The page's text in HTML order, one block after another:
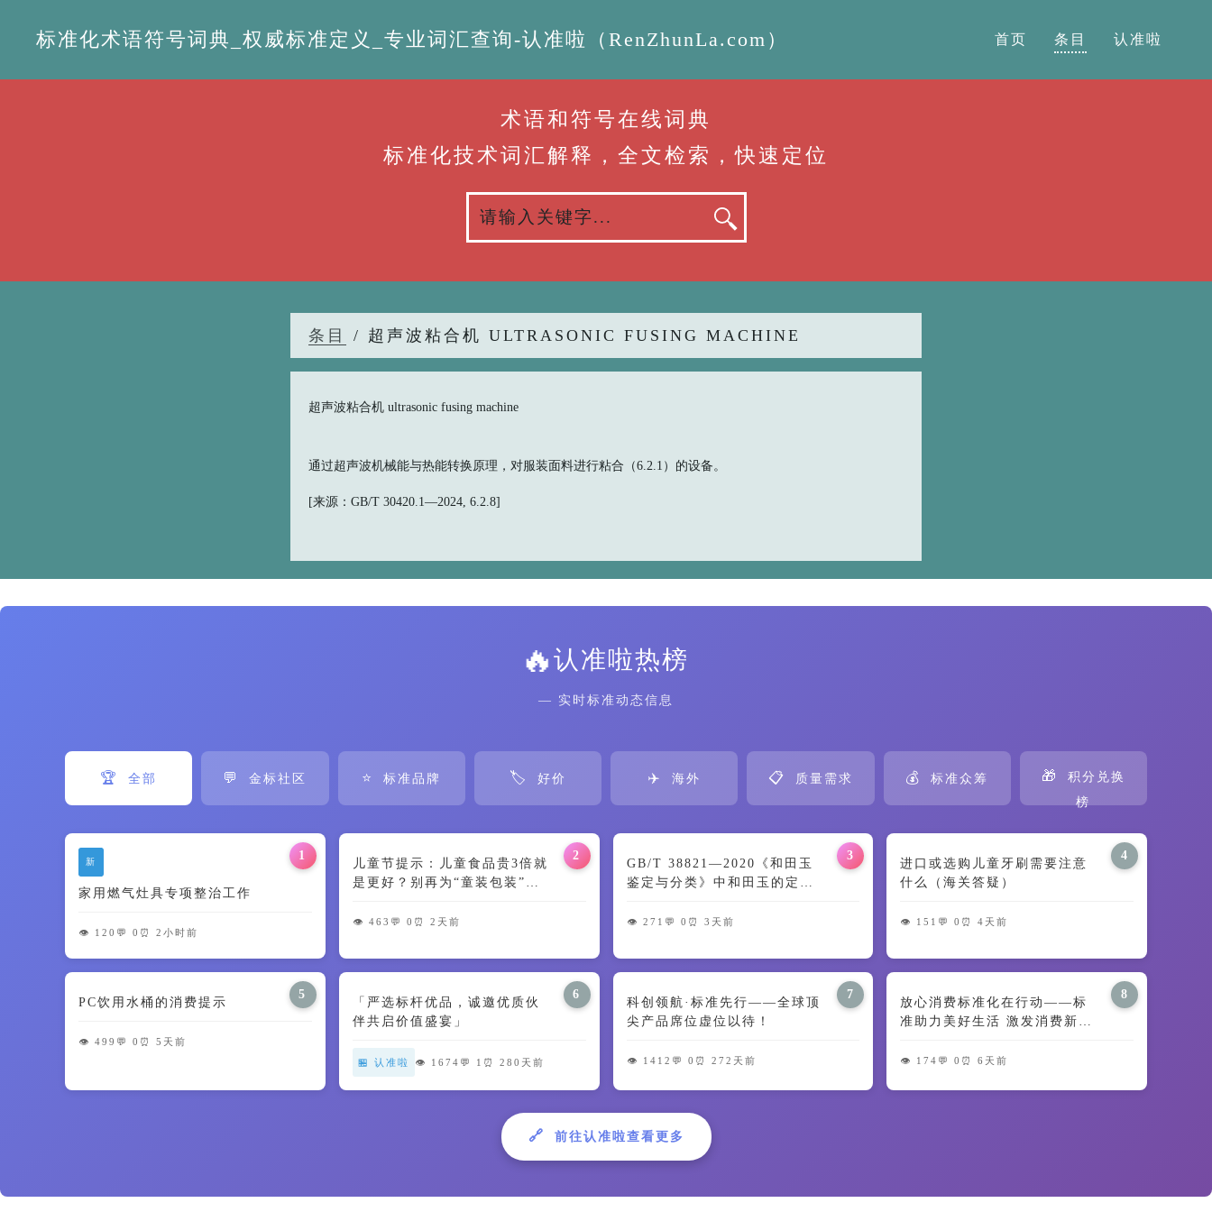
标准化术语符号词典_权威标准定义_专业词汇查询-认准啦（RenZhunLa.com） 首页 条目 认准啦
术语和符号在线词典
标准化技术词汇解释，全文检索，快速定位
条目 / 超声波粘合机 ULTRASONIC FUSING MACHINE
超声波粘合机 ultrasonic fusing machine
通过超声波机械能与热能转换原理，对服装面料进行粘合（6.2.1）的设备。
[来源：GB/T 30420.1—2024, 6.2.8]
🔥认准啦热榜
— 实时标准动态信息
🏆 全部 💬 金标社区 ⭐ 标准品牌 🏷️ 好价 ✈️ 海外 📋 质量需求 💰 标准众筹 🎁
积分兑换
榜
1
新
家用燃气灶具专项整治工作
👁️ 120 💬 0 ⏰ 2小时前
2
儿童节提示：儿童食品贵3倍就
是更好？别再为“童装包装”交
👁️ 463 💬 0 ⏰ 2天前
3
GB/T 38821—2020《和田玉
鉴定与分类》中和田玉的定义
👁️ 271 💬 0 ⏰ 3天前
4
进口或选购儿童牙刷需要注意
什么（海关答疑）
👁️ 151 💬 0 ⏰ 4天前
5
PC饮用水桶的消费提示
👁️ 499 💬 0 ⏰ 5天前
6
「严选标杆优品，诚邀优质伙
伴共启价值盛宴」
🏪 认准啦 👁️ 1674 💬 1 ⏰ 280天前
7
科创领航·标准先行——全球顶
尖产品席位虚位以待！
👁️ 1412 💬 0 ⏰ 272天前
8
放心消费标准化在行动——标
准助力美好生活 激发消费新动
👁️ 174 💬 0 ⏰ 6天前
🔗 前往认准啦查看更多